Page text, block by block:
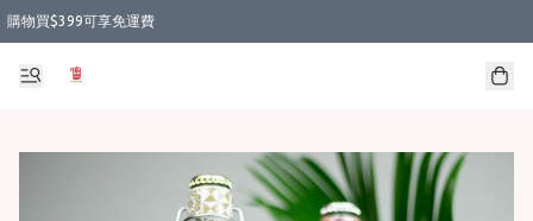
購物買$399可享免運費